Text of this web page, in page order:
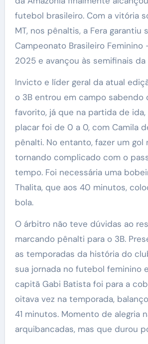
futebol brasileiro. Com a vitória
MT, nos pênaltis, a Fera garantiu
Campeonato Brasileiro Feminino
2025 e avançou às semifinais da
Invicto e líder geral da atual
o 3B entrou em campo sabendo
favorito, já que na partida de ida,
placar foi de 0 a 0, com Camila
pênalti. No entanto, fazer um gol
tornando complicado com o
tempo. Foi necessária uma
Thalita, que aos 40 minutos,
bola.
O árbitro não teve dúvidas ao
marcando pênalti para o 3B.
as temporadas da história do
sua jornada no futebol feminino
capitã Gabi Batista foi para a
oitava vez na temporada,
41 minutos. Momento de alegria
arquibancadas, mas que durou